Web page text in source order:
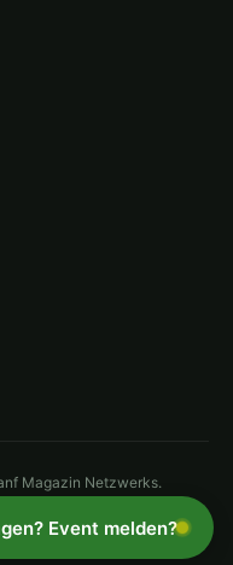
Magazin Netzwerks.
vorbehalten. Bei
melden.
Event melden?